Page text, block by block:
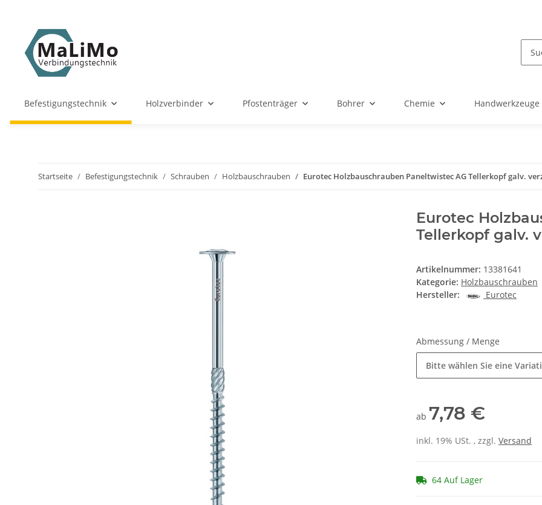
Befestigungstechnik Holzverbinder Pfostenträger Bohrer Chemie Handwerkzeuge
Startseite Befestigungstechnik Schrauben Holzbauschrauben Eurotec Holzbauschrauben Paneltwistec AG Tellerkopf galv.
Eurotec
Tellerkopf galv.
Artikelnummer: 13381641
Kategorie: Holzbauschrauben
Hersteller:
Eurotec
Abmessung / Menge
Bitte wählen Sie eine
ab 7,78 €
inkl. 19% USt. , zzgl. Versand
64 Auf Lager